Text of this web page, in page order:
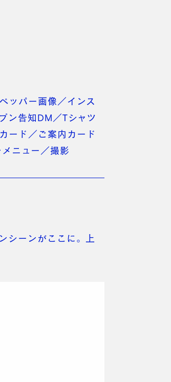
ッパー画像／インス
ン告知DM／Tシャツ
ード／ご案内カード
ニュー／撮影
シーンがここに。上